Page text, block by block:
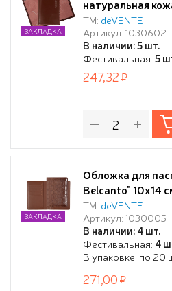
натуральная
прозрачные ПВХ
для визиток и
уголки, бордовая
ТМ: deVENTE
Артикул: 1030602
В наличии: 5 шт.
Фестивальная:5
ЗАКЛАДКА
247,32
Обложка для
Belcanto" 10x14
фактурная,
отделений для
пакете с
ТМ: deVENTE
Артикул: 1030005
В наличии: 4 шт.
Фестивальная: 4
В упаковке: по 20
ЗАКЛАДКА
271,00